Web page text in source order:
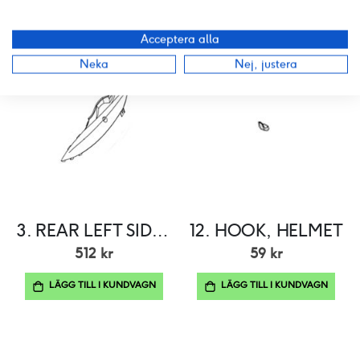
3. REAR LEFT SIDE PANEL,ABS
512 kr
LÄGG TILL I KUNDVAGN
12. HOOK, HELMET
59 kr
LÄGG TILL I KUNDVAGN
Acceptera alla
Neka
Nej, justera